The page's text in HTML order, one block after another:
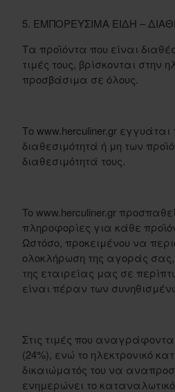
5. ΕΜΠΟΡΕΥΣΙΜΑ ΕΙΔΗ –
Τα προϊόντα που είναι
τιμές τους, βρίσκονται στην
προσβάσιμα σε όλους.
Το www.herculiner.gr
διαθεσιμότητά ή μη των
διαθεσιμότητά τους.
To www.herculiner.gr
πληροφορίες για κάθε
Ωστόσο, προκειμένου να
ολοκλήρωση της αγοράς σας,
της εταιρείας μας σε
είναι πέραν των
Στις τιμές που
(24%), ενώ το ηλεκτρονικό
δικαιώματός του να
ενημερώνει το καταναλωτικό